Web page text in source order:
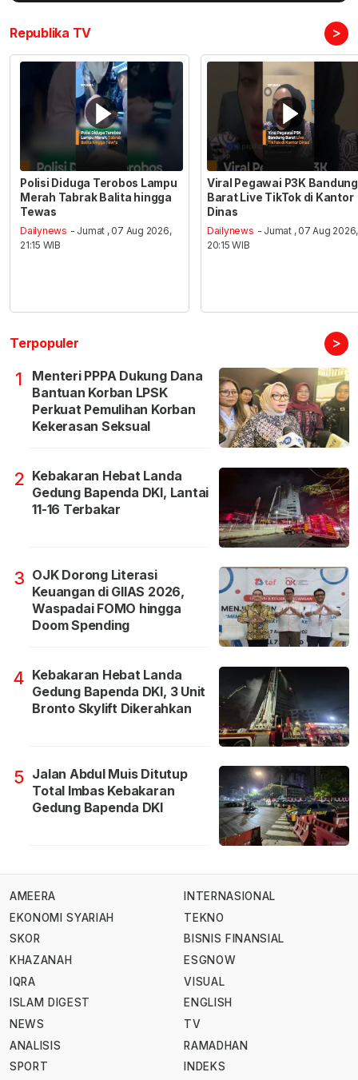
Republika TV >
Polisi Diduga Terobos Lampu
Merah Tabrak Balita hingga
Tewas
Dailynews - Jumat , 07 Aug 2026,
21:15 WIB
Viral Pegawai P3K Bandung
Barat Live TikTok di Kantor
Dinas
Dailynews - Jumat , 07 Aug 2026,
20:15 WIB
Terpopuler >
1
Menteri PPPA Dukung Dana
Bantuan Korban LPSK
Perkuat Pemulihan Korban
Kekerasan Seksual
2 Kebakaran Hebat Landa
Gedung Bapenda DKI, Lantai
11-16 Terbakar
3 OJK Dorong Literasi
Keuangan di GIIAS 2026,
Waspadai FOMO hingga
Doom Spending
4 Kebakaran Hebat Landa
Gedung Bapenda DKI, 3 Unit
Bronto Skylift Dikerahkan
5 Jalan Abdul Muis Ditutup
Total Imbas Kebakaran
Gedung Bapenda DKI
AMEERA
EKONOMI SYARIAH
SKOR
KHAZANAH
IQRA
ISLAM DIGEST
NEWS
ANALISIS
SPORT
INTERNASIONAL
TEKNO
BISNIS FINANSIAL
ESGNOW
VISUAL
ENGLISH
TV
RAMADHAN
INDEKS